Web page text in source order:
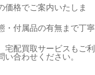
価格でご案内いたしま
・付属品の有無まで丁寧
宅配買取サービスもご利
合わせください。